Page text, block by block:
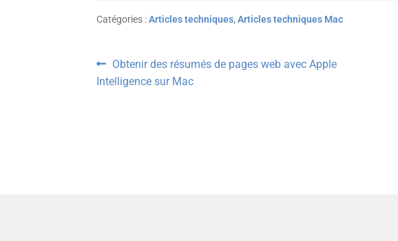
Catégories :Articles techniques,Articles techniques Mac
Navigation
Article
précédent :
Obtenir des résumés de pages web avec Apple
Intelligence sur Mac